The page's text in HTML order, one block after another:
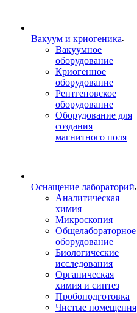
Вакуум и криогеника
Вакуумное
оборудование
Криогенное
оборудование
Рентгеновское
оборудование
Оборудование для
создания
магнитного поля
Оснащение лабораторий
Аналитическая
химия
Микроскопия
Общелабораторное
оборудование
Биологические
исследования
Органическая
химия и синтез
Пробоподготовка
Чистые помещения